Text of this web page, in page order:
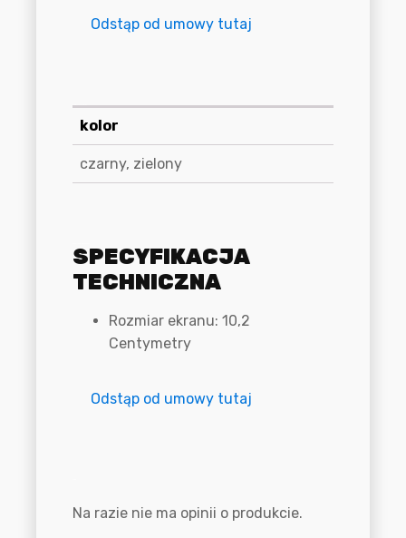
Odstąp od umowy tutaj
kolor
czarny, zielony
SPECYFIKACJA
TECHNICZNA
Rozmiar ekranu: 10,2
Centymetry
Odstąp od umowy tutaj
Na razie nie ma opinii o produkcie.